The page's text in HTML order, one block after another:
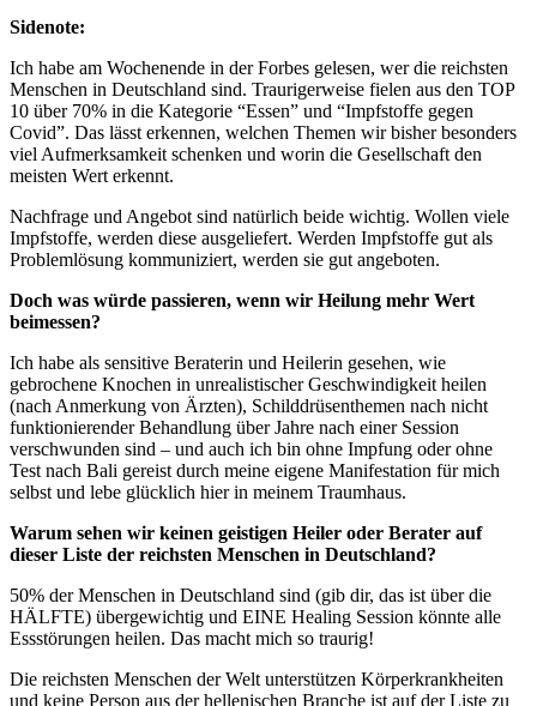
Sidenote:
Ich habe am Wochenende in der Forbes gelesen, wer die reichsten
Menschen in Deutschland sind. Traurigerweise fielen aus den TOP
10 über 70% in die Kategorie “Essen” und “Impfstoffe gegen
Covid”. Das lässt erkennen, welchen Themen wir bisher besonders
viel Aufmerksamkeit schenken und worin die Gesellschaft den
meisten Wert erkennt.
Nachfrage und Angebot sind natürlich beide wichtig. Wollen viele
Impfstoffe, werden diese ausgeliefert. Werden Impfstoffe gut als
Problemlösung kommuniziert, werden sie gut angeboten.
Doch was würde passieren, wenn wir Heilung mehr Wert
beimessen?
Ich habe als sensitive Beraterin und Heilerin gesehen, wie
gebrochene Knochen in unrealistischer Geschwindigkeit heilen
(nach Anmerkung von Ärzten), Schilddrüsenthemen nach nicht
funktionierender Behandlung über Jahre nach einer Session
verschwunden sind – und auch ich bin ohne Impfung oder ohne
Test nach Bali gereist durch meine eigene Manifestation für mich
selbst und lebe glücklich hier in meinem Traumhaus.
Warum sehen wir keinen geistigen Heiler oder Berater auf
dieser Liste der reichsten Menschen in Deutschland?
50% der Menschen in Deutschland sind (gib dir, das ist über die
HÄLFTE) übergewichtig und EINE Healing Session könnte alle
Essstörungen heilen. Das macht mich so traurig!
Die reichsten Menschen der Welt unterstützen Körperkrankheiten
und keine Person aus der hellenischen Branche ist auf der Liste zu